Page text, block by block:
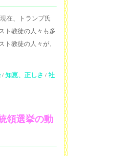
在、トランプ氏
ト教徒の人々も多
教徒の人々が、
/ 知恵、正しさ / 社
領選挙の動